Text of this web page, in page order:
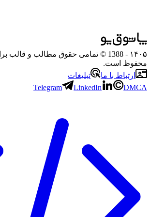
۱۴۰۵
- 1388 © تمامی حقوق مطالب و قالب
محفوظ است.
ارتباط با ما
تبلیغات
Telegram
LinkedIn DMCA